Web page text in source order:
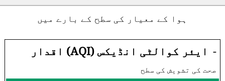
ہوا کے معیار کی سطح کے بارے میں
- ایئر کوالٹی انڈیکس (AQI) اقدار
صحت کی تشویش کی سطح